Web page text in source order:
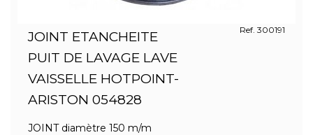
JOINT ETANCHEITE
PUIT DE LAVAGE LAVE
VAISSELLE HOTPOINT-
ARISTON 054828
Ref. 300191
JOINT diamètre 150 m/m